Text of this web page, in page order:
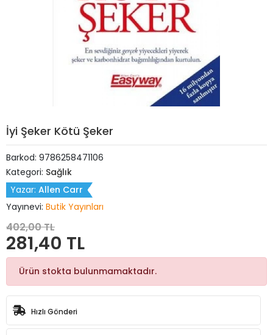
İyi Şeker Kötü Şeker
Barkod: 9786258471106
Kategori: Sağlık
Yazar: Allen Carr
Yayınevi: Butik Yayınları
402,00 TL
281,40 TL
Ürün stokta bulunmamaktadır.
Hızlı Gönderi